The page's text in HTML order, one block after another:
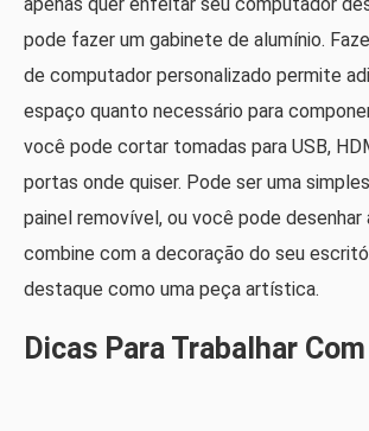
apenas quer enfeitar seu computador
pode fazer um gabinete de alumínio.
de computador personalizado permite
espaço quanto necessário para
você pode cortar tomadas para USB,
portas onde quiser. Pode ser uma
painel removível, ou você pode desenhar
combine com a decoração do seu
destaque como uma peça artística.
Dicas Para Trabalhar